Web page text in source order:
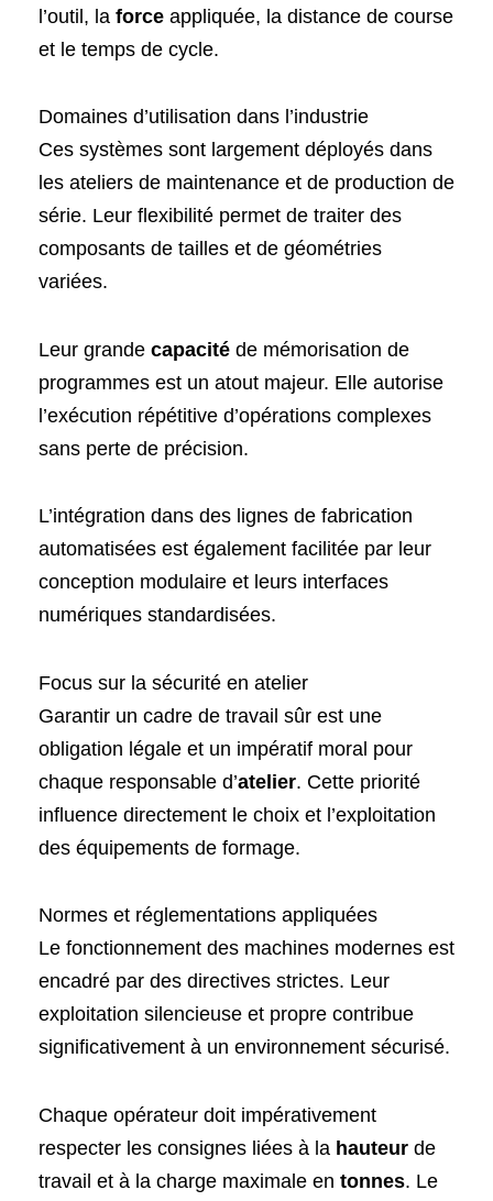
l’outil, la forceappliquée, la distance de course
et le temps de cycle.
Domaines d’utilisation dans l’industrie
Ces systèmes sont largement déployés dans
les ateliers de maintenance et de production de
série. Leur flexibilité permet de traiter des
composants de tailles et de géométries
variées.
Leur grande capacitéde mémorisation de
programmes est un atout majeur. Elle autorise
l’exécution répétitive d’opérations complexes
sans perte de précision.
L’intégration dans des lignes de fabrication
automatisées est également facilitée par leur
conception modulaire et leurs interfaces
numériques standardisées.
Focus sur la sécurité en atelier
Garantir un cadre de travail sûr est une
obligation légale et un impératif moral pour
chaque responsable d’atelier. Cette priorité
influence directement le choix et l’exploitation
des équipements de formage.
Normes et réglementations appliquées
Le fonctionnement des machines modernes est
encadré par des directives strictes. Leur
exploitation silencieuse et propre contribue
significativement à un environnement sécurisé.
Chaque opérateur doit impérativement
respecter les consignes liées à la hauteurde
travail et à la charge maximale en tonnes. Le